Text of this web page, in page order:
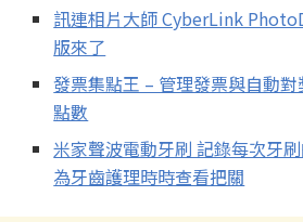
訊連相片大師 CyberLink
版來了
發票集點王 – 管理發票與自動
點數
米家聲波電動牙刷 記錄每次牙
為牙齒護理時時查看把關